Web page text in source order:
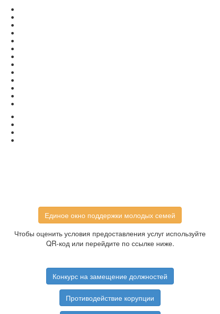
Единое окно поддержки молодых семей
Чтобы оценить условия предоставления услуг используйте
QR-код или перейдите по ссылке ниже.
Конкурс на замещение должностей
Противодействие корупции